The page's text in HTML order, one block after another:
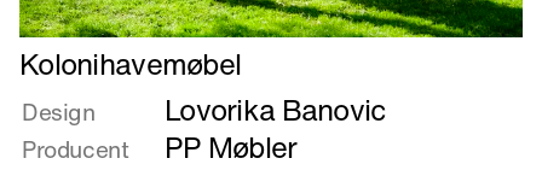
Læs
mere
om
Kolonihavemøbel
Kolonihavemøbel
Design Lovorika Banovic
Producent PP Møbler